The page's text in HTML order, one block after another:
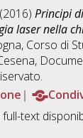
(2016)Principi
laser nella
Corso di
,
text